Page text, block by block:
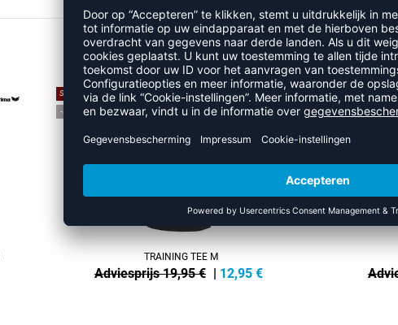
MEER UIT DE
SALE
-35%
TRAINING TEE M
Adviesprijs 19,95 € | 12,95 €
NEW
-25%